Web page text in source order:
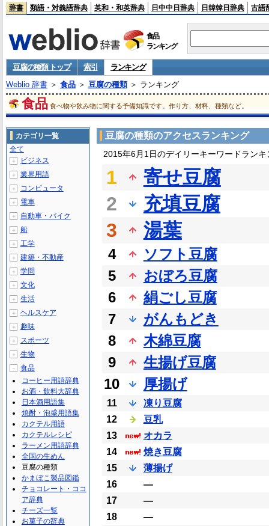
辞書 類語・対義語辞典 英和・和英辞典 日中中日辞典 日韓韓日辞典 古語
食品
ランキング
豆腐の種類 トップ 索引
ランキング
Weblio 辞書＞ 食品＞ 豆腐の種類＞ ランキング
食品 食べ物や飲み物に関する予備知識です。作り方、材料、種類など。
豆腐の種類のアクセスランキング
2015年6月1日のデイリーキーワードランキ
1
寄せ豆腐
2
充填豆腐
3
湯葉
4
ソフト豆腐
5
おぼろ豆腐
6
絹ごし豆腐
7
がんもどき
8
木綿豆腐
9
生揚げ豆腐
10
厚揚げ
11
凍り豆腐
12
豆乳
13
オカラ
14
焼き豆腐
15
薄揚げ
16
―
17
―
18
―
カテゴリ一覧
全て
＋ ビジネス
＋ 業界用語
＋ コンピュータ
＋ 電車
＋ 自動車・バイク
＋ 船
＋ 工学
＋ 建築・不動産
＋ 学問
＋ 文化
＋ 生活
＋ ヘルスケア
＋ 趣味
＋ スポーツ
＋ 生物
－
食品
コーヒー用語辞典
お酒・飲料大辞典
日本酒用語集
焼酎・泡盛用語集
カクテル用語
カクテルレシピ
ラーメン用語辞典
全国の生めん
豆腐の種類
かまぼこ製品図鑑
チョコレート・ココ
ア辞典
チーズ一覧
お菓子の辞典